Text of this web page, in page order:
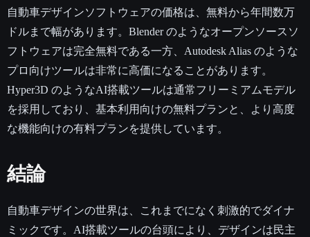
自動車デザインソフトウェアの価格は、無料から年間数万
ドルまで幅があります。Blender のようなオープンソースソ
フトウェアは完全無料である一方、Autodesk Alias のような
プロ向けツールは非常に高価になることがあります。
Hyper3D のようなAI搭載ツールは通常フリーミアムモデル
を採用しており、基本利用向けの無料プランと、より高度
な機能向けの有料プランを提供しています。
結論
自動車デザインの世界は、これまでになく刺激的でダイナ
ミックです。AI搭載ツールの台頭により、デザインは民主